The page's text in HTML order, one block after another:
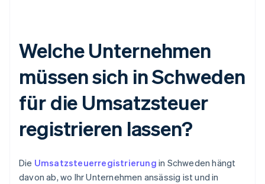
Welche Unternehmen
müssen sich in Schweden
für die Umsatzsteuer
registrieren lassen?
Die Umsatzsteuerregistrierung in Schweden hängt
davon ab, wo Ihr Unternehmen ansässig ist und in